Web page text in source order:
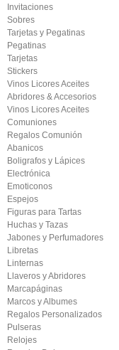
Invitaciones
Sobres
Tarjetas y Pegatinas
Pegatinas
Tarjetas
Stickers
Vinos Licores Aceites
Abridores & Accesorios
Vinos Licores Aceites
Comuniones
Regalos Comunión
Abanicos
Boligrafos y Lápices
Electrónica
Emoticonos
Espejos
Figuras para Tartas
Huchas y Tazas
Jabones y Perfumadores
Libretas
Linternas
Llaveros y Abridores
Marcapáginas
Marcos y Albumes
Regalos Personalizados
Pulseras
Relojes